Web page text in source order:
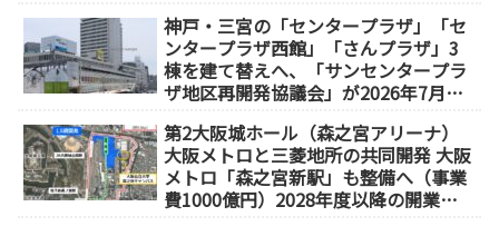
神戸・三宮の「センタープラザ」「セ
ンタープラザ西館」「さんプラザ」3
棟を建て替えへ、「サンセンタープラ
ザ地区再開発協議会」が2026年7月発
第2大阪城ホール（森之宮アリーナ）
大阪メトロと三菱地所の共同開発 大阪
メトロ「森之宮新駅」も整備へ（事業
費1000億円）2028年度以降の開業